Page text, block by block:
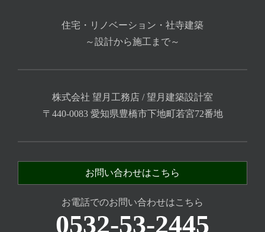
住宅・リノベーション・社寺建築
～設計から施工まで～
株式会社 望月工務店 / 望月建築設計室
〒440-0083 愛知県豊橋市下地町若宮72番地
お問い合わせはこちら
お電話でのお問い合わせはこちら
0532-53-2445